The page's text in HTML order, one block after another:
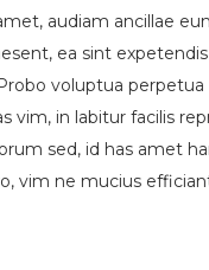
audiam ancillae
ea sint
voluptua
vim, in labitur facilis
sed, id has amet
vim ne mucius